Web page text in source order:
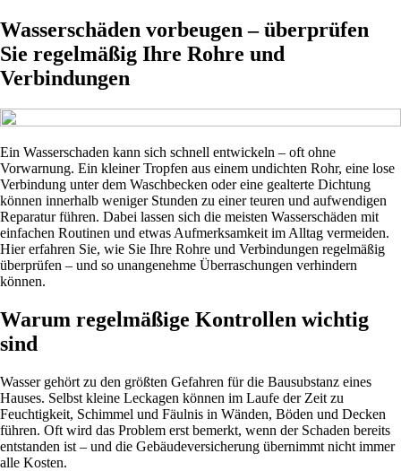
Wasserschäden vorbeugen – überprüfen
Sie regelmäßig Ihre Rohre und
Verbindungen
Ein Wasserschaden kann sich schnell entwickeln – oft ohne
Vorwarnung. Ein kleiner Tropfen aus einem undichten Rohr, eine lose
Verbindung unter dem Waschbecken oder eine gealterte Dichtung
können innerhalb weniger Stunden zu einer teuren und aufwendigen
Reparatur führen. Dabei lassen sich die meisten Wasserschäden mit
einfachen Routinen und etwas Aufmerksamkeit im Alltag vermeiden.
Hier erfahren Sie, wie Sie Ihre Rohre und Verbindungen regelmäßig
überprüfen – und so unangenehme Überraschungen verhindern
können.
Warum regelmäßige Kontrollen wichtig
sind
Wasser gehört zu den größten Gefahren für die Bausubstanz eines
Hauses. Selbst kleine Leckagen können im Laufe der Zeit zu
Feuchtigkeit, Schimmel und Fäulnis in Wänden, Böden und Decken
führen. Oft wird das Problem erst bemerkt, wenn der Schaden bereits
entstanden ist – und die Gebäudeversicherung übernimmt nicht immer
alle Kosten.